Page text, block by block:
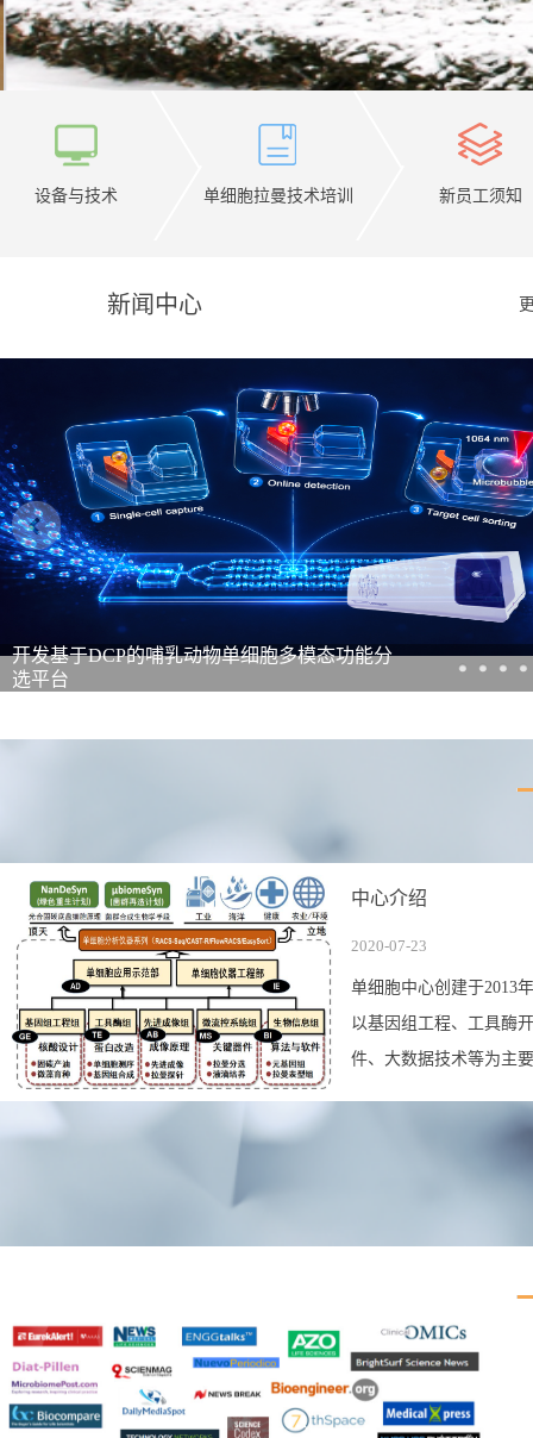
设备与技术 单细胞拉曼技术培训 新员工须知
新闻中心
开发基于DCP的哺乳动物单细胞多模态功能分
选平台
中心介绍
2020-07-23
单细胞中心创建于2013
以基因组工程、工具酶
件、大数据技术等为主